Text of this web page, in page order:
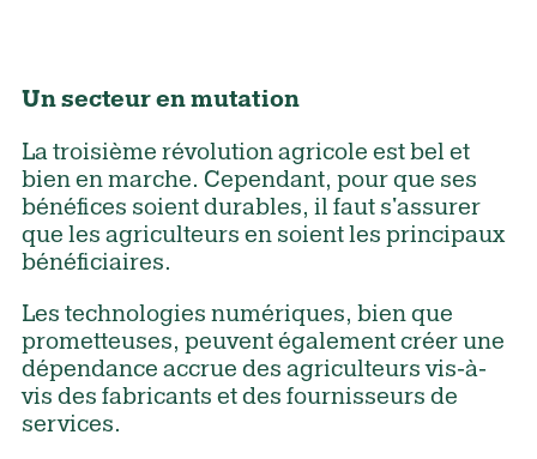
Un secteur en mutation
La troisième révolution agricole est bel et
bien en marche. Cependant, pour que ses
bénéfices soient durables, il faut s'assurer
que les agriculteurs en soient les principaux
bénéficiaires.
Les technologies numériques, bien que
prometteuses, peuvent également créer une
dépendance accrue des agriculteurs vis-à-
vis des fabricants et des fournisseurs de
services.